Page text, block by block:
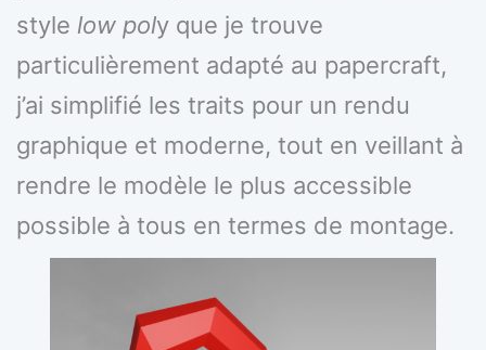
style low poly que je trouve
particulièrement adapté au papercraft,
j’ai simplifié les traits pour un rendu
graphique et moderne, tout en veillant à
rendre le modèle le plus accessible
possible à tous en termes de montage.